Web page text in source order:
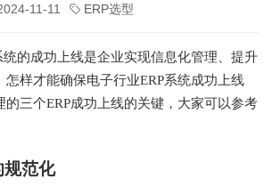
11-11 ERP选型
统的成功上线是企业实现信息化管理、提升
怎样才能确保电子行业ERP系统成功上线
的三个ERP成功上线的关键，大家可以参考
规范化